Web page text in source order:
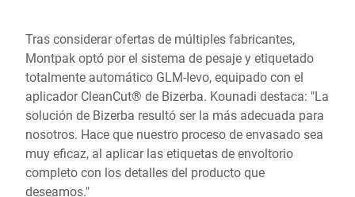
Tras considerar ofertas de múltiples fabricantes,
Montpak optó por el sistema de pesaje y etiquetado
totalmente automático GLM-Ievo, equipado con el
aplicador CleanCut® de Bizerba. Kounadi destaca: "La
solución de Bizerba resultó ser la más adecuada para
nosotros. Hace que nuestro proceso de envasado sea
muy eficaz, al aplicar las etiquetas de envoltorio
completo con los detalles del producto que
deseamos."